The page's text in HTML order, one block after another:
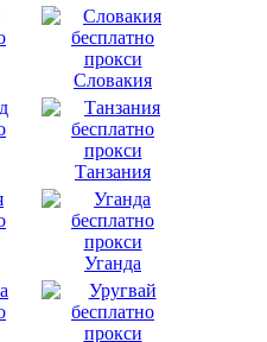
Словакия
Танзания
Уганда